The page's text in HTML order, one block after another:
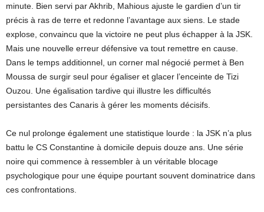
minute. Bien servi par Akhrib, Mahious ajuste le gardien d’un tir
précis à ras de terre et redonne l’avantage aux siens. Le stade
explose, convaincu que la victoire ne peut plus échapper à la JSK.
Mais une nouvelle erreur défensive va tout remettre en cause.
Dans le temps additionnel, un corner mal négocié permet à Ben
Moussa de surgir seul pour égaliser et glacer l’enceinte de Tizi
Ouzou. Une égalisation tardive qui illustre les difficultés
persistantes des Canaris à gérer les moments décisifs.
Ce nul prolonge également une statistique lourde : la JSK n’a plus
battu le CS Constantine à domicile depuis douze ans. Une série
noire qui commence à ressembler à un véritable blocage
psychologique pour une équipe pourtant souvent dominatrice dans
ces confrontations.